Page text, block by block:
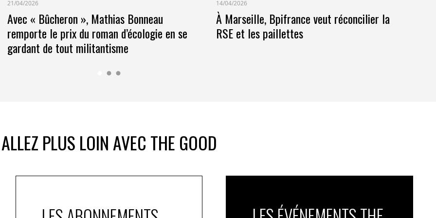
21/04/2026
Avec « Bûcheron », Mathias Bonneau
remporte le prix du roman d’écologie en se
gardant de tout militantisme
14/04/2026
À Marseille, Bpifrance veut réconcilier la
RSE et les paillettes
ALLEZ PLUS LOIN AVEC THE GOOD